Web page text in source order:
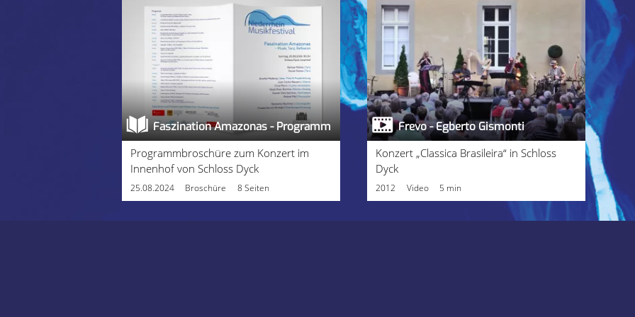
Faszination Amazonas - Programm
Programmbroschüre zum Konzert im
Innenhof von Schloss Dyck
25.08.2024 Broschüre 8 Seiten
Frevo - Egberto Gismonti
Konzert „Classica Brasileira“ in Schloss
Dyck
2012 Video 5 min